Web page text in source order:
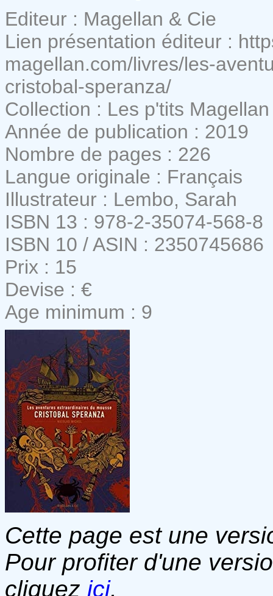
Editeur : Magellan & Cie
Lien présentation éditeur :
magellan.com/livres/les-
cristobal-speranza/
Collection : Les p'tits Magellan
Année de publication : 2019
Nombre de pages : 226
Langue originale : Français
Illustrateur : Lembo, Sarah
ISBN 13 : 978-2-35074-568-8
ISBN 10 / ASIN : 2350745686
Prix : 15
Devise : €
Age minimum : 9
Cette page est une
Pour profiter d'une
cliquez ici.